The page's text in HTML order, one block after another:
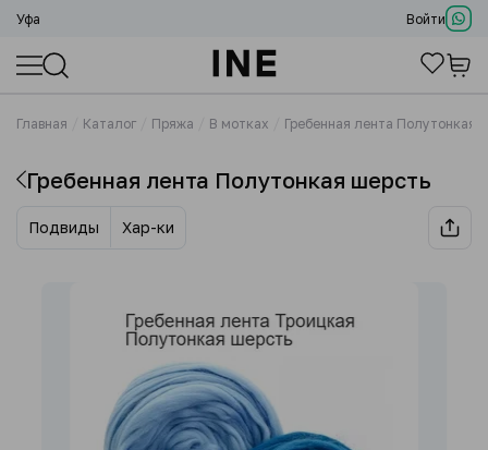
Уфа Войти
Главная Каталог Пряжа В мотках Гребенная лента Полутонкая
Гребенная лента Полутонкая шерсть
Подвиды Хар-ки